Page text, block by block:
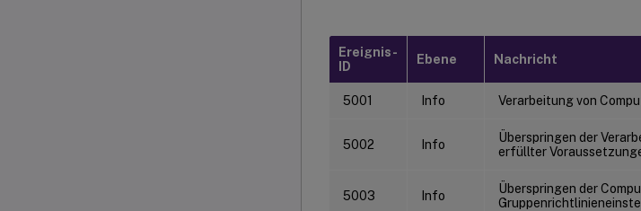
Ereignis-
ID
Ebene Nachricht
5001 Info Verarbeitung von
5002 Info
Überspringen der
erfüllter
5003 Info
Überspringen der